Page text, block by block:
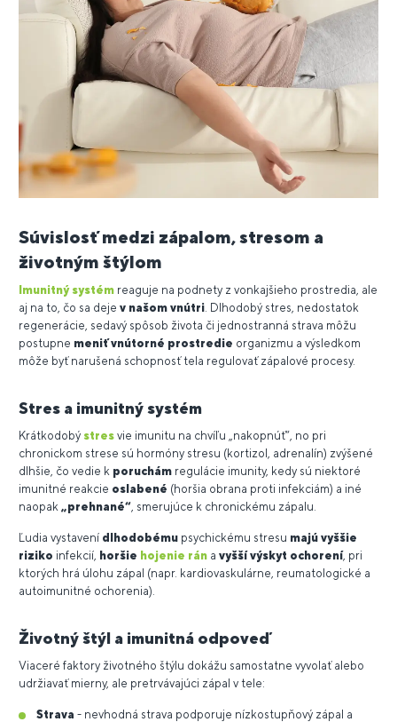
Súvislosť medzi zápalom, stresom a
životným štýlom
Imunitný systém reaguje na podnety z vonkajšieho prostredia, ale
aj na to, čo sa deje v našom vnútri . Dlhodobý stres, nedostatok
regenerácie, sedavý spôsob života či jednostranná strava môžu
postupne meniť vnútorné prostredie organizmu a výsledkom
môže byť narušená schopnosť tela regulovať zápalové procesy.
Stres a imunitný systém
Krátkodobý stres vie imunitu na chvíľu „nakopnúť“, no pri
chronickom strese sú hormóny stresu (kortizol, adrenalín) zvýšené
dlhšie, čo vedie k poruchám regulácie imunity, kedy sú niektoré
imunitné reakcie oslabené (horšia obrana proti infekciám) a iné
naopak „prehnané“ , smerujúce k chronickému zápalu.
Ľudia vystavení dlhodobému psychickému stresu majú vyššie
riziko infekcií, horšie hojenie rán a vyšší výskyt ochorení, pri
ktorých hrá úlohu zápal (napr. kardiovaskulárne, reumatologické a
autoimunitné ochorenia).
Životný štýl a imunitná odpoveď
Viaceré faktory životného štýlu dokážu samostatne vyvolať alebo
udržiavať mierny, ale pretrvávajúci zápal v tele:
Strava - nevhodná strava podporuje nízkostupňový zápal a